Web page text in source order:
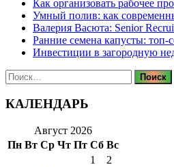
Как организовать рабочее
Умный полив: как
Валерия Васюта: Senior
Ранние семена капусты:
Инвестиции в загородную
Найти:
КАЛЕНДАРЬ
Август 2026
Пн Вт Ср Чт Пт Сб Вс
1
2